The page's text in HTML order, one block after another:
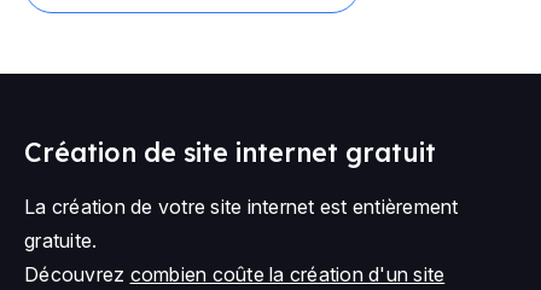
Création de site internet gratuit
La création de votre site internet est entièrement
gratuite.
Découvrez combien coûte la création d'un site